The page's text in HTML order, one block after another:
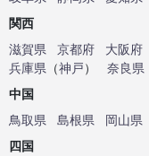
関西
滋賀県
京都府 大阪府
兵庫県 （神戸） 奈良県
中国
鳥取県
島根県 岡山県
四国